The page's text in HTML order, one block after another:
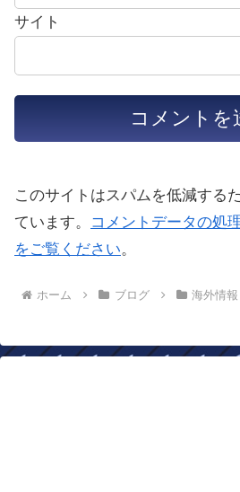
サイト
このサイトはスパムを低減する
ています。
コメントデータの処
をご覧ください。
ホーム ブログ 海外情報